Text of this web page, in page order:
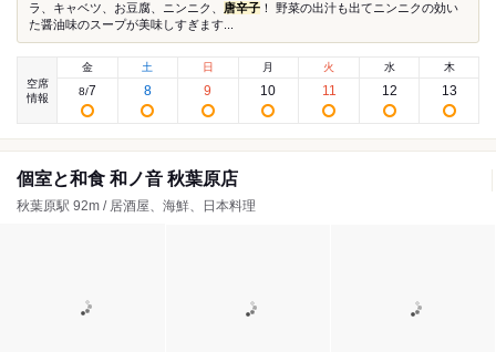
ラ、キャベツ、お豆腐、ニンニク、 唐辛子 ！ 野菜の出汁も出てニンニクの効い
た醤油味のスープが美味しすぎます...
空席
情報
金
8/7
土
8
日
9
月
10
火
11
水
12
木
13
個室と和食 和ノ音 秋葉原店
秋葉原駅 92m / 居酒屋、海鮮、日本料理